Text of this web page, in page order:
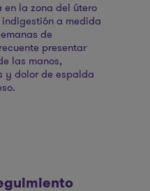
en la zona del útero
a medida
de
presentar
las manos,
y dolor de espalda